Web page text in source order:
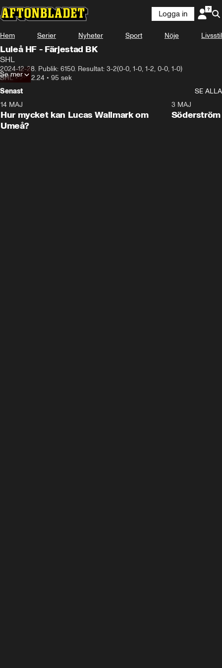
Logga in
Hem Serier Nyheter Sport Nöje Livsstil
Luleå HF - Färjestad BK
SHL
2024-12-28. Publik: 6150. Resultat: 3-2(0-0, 1-0, 1-2, 0-0, 1-0)
SHL•28.12.24 • 95 sek
Se mer
Senast
SE ALLA
Plus
14 MAJ
Hur mycket kan Lucas Wallmark om
Umeå?
3 MAJ